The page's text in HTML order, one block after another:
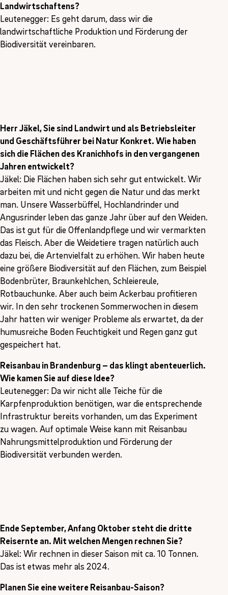
Landwirtschaftens?
Leutenegger: Es geht darum, dass wir die
landwirtschaftliche Produktion und Förderung der
Biodiversität vereinbaren.
Herr Jäkel, Sie sind Landwirt und als Betriebsleiter
und Geschäftsführer bei Natur Konkret. Wie haben
sich die Flächen des Kranichhofs in den vergangenen
Jahren entwickelt?
Jäkel: Die Flächen haben sich sehr gut entwickelt. Wir
arbeiten mit und nicht gegen die Natur und das merkt
man. Unsere Wasserbüffel, Hochlandrinder und
Angusrinder leben das ganze Jahr über auf den Weiden.
Das ist gut für die Offenlandpflege und wir vermarkten
das Fleisch. Aber die Weidetiere tragen natürlich auch
dazu bei, die Artenvielfalt zu erhöhen. Wir haben heute
eine größere Biodiversität auf den Flächen, zum Beispiel
Bodenbrüter, Braunkehlchen, Schleiereule,
Rotbauchunke. Aber auch beim Ackerbau profitieren
wir. In den sehr trockenen Sommerwochen in diesem
Jahr hatten wir weniger Probleme als erwartet, da der
humusreiche Boden Feuchtigkeit und Regen ganz gut
gespeichert hat.
Reisanbau in Brandenburg – das klingt abenteuerlich.
Wie kamen Sie auf diese Idee?
Leutenegger: Da wir nicht alle Teiche für die
Karpfenproduktion benötigen, war die entsprechende
Infrastruktur bereits vorhanden, um das Experiment
zu wagen. Auf optimale Weise kann mit Reisanbau
Nahrungsmittelproduktion und Förderung der
Biodiversität verbunden werden.
Ende September, Anfang Oktober steht die dritte
Reisernte an. Mit welchen Mengen rechnen Sie?
Jäkel: Wir rechnen in dieser Saison mit ca. 10 Tonnen.
Das ist etwas mehr als 2024.
Planen Sie eine weitere Reisanbau-Saison?